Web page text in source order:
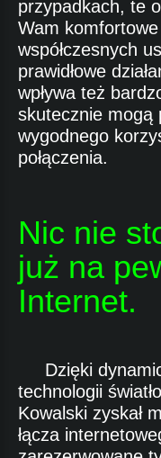
przypadkach, te
Wam
współczesnych
prawidłowe
wpływa też
skutecznie mogą
wygodnego
połączenia.
Nic nie
już na
Internet.
Dzięki
technologii
Kowalski zyskał
łącza